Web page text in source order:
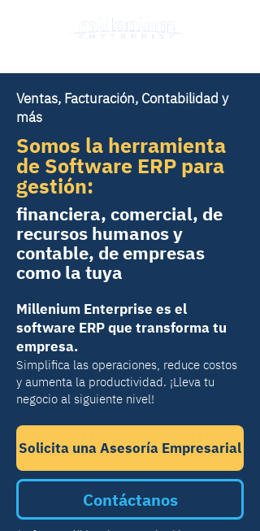
Ventas, Facturación, Contabilidad y
más
Somos la herramienta
de Software ERP para
gestión:
financiera, comercial, de
recursos humanos y
contable, de empresas
como la tuya
Millenium Enterprise es el
software ERP que transforma tu
empresa.
Simplifica las operaciones, reduce costos
y aumenta la productividad. ¡Lleva tu
negocio al siguiente nivel!
Solicita una Asesoría Empresarial
Contáctanos